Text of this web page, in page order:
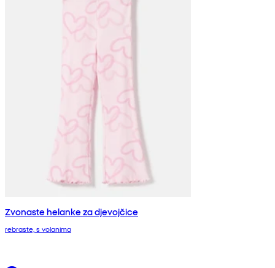
Zvonaste helanke za djevojčice
rebraste, s volanima